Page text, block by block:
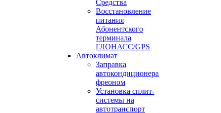
Средства
Восстановление
питания
Абонентского
терминала
ГЛОНАСС/GPS
Автоклимат
Заправка
автокондиционера
фреоном
Установка сплит-
системы на
автотранспорт